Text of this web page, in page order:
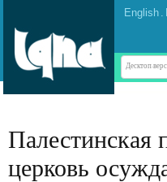
English .
Десктоп-
Палестинская
церковь